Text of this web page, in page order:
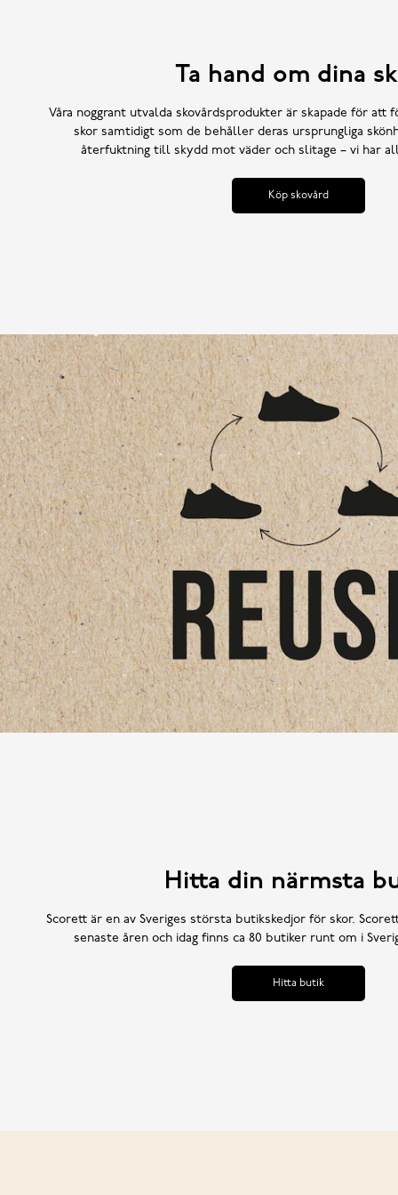
Ta hand om dina
Våra noggrant utvalda skovårdsprodukter är skapade för att
skor samtidigt som de behåller deras ursprungliga
återfuktning till skydd mot väder och slitage – vi har
Köp skovård
Hitta din närmsta
Scorett är en av Sveriges största butikskedjor för skor.
senaste åren och idag finns ca 80 butiker runt om i
Hitta butik